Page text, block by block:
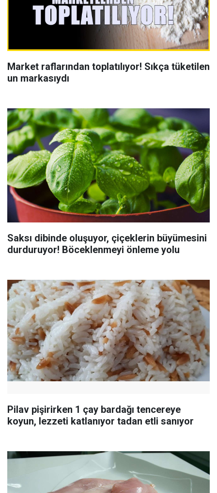
Market raflarından toplatılıyor! Sıkça tüketilen
un markasıydı
Saksı dibinde oluşuyor, çiçeklerin büyümesini
durduruyor! Böceklenmeyi önleme yolu
Pilav pişirirken 1 çay bardağı tencereye
koyun, lezzeti katlanıyor tadan etli sanıyor